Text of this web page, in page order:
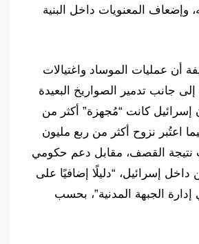
وإضعاف المعنويات داخل البنية
أن عمليات الموساد واغتيالات
إلى جانب تدمير الصواريخ البعيدة
كانت “مُجهزة” أكثر من
اعتُبر نزوح أكثر من ربع مليون
نتيجة القصف، مقابل دعم حكومي
داخل إسرائيل، “دليلًا إضافيًا على
الجبهة المدنية”، بحسب